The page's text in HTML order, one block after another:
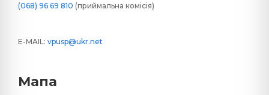
(068) 96 69 810 (приймальна комісія)
E-MAIL: vpusp@ukr.net
Мапа